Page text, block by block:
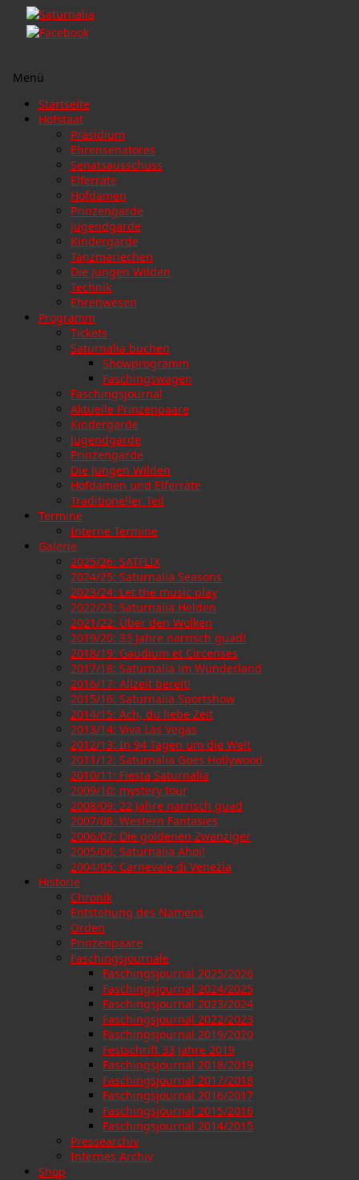
Menü
Zum
Inhalt
Startseite
Hofstaat
Präsidium
Ehrensenatores
Senatsausschuss
Elferräte
Hofdamen
Prinzengarde
Jugendgarde
Kindergarde
Tanzmariechen
Die Jungen Wilden
Technik
Ehrenwesen
Programm
Tickets
Saturnalia buchen
Showprogramm
Faschingswagen
Faschingsjournal
Aktuelle Prinzenpaare
Kindergarde
Jugendgarde
Prinzengarde
Die Jungen Wilden
Hofdamen und Elferräte
Traditioneller Teil
Termine
Interne Termine
Galerie
2025/26: SATFLIX
2024/25: Saturnalia Seasons
2023/24: Let the music play
2022/23: Saturnalia Helden
2021/22: Über den Wolken
2019/20: 33 Jahre narrisch guad!
2018/19: Gaudium et Circenses
2017/18: Saturnalia im Wunderland
2016/17: Allzeit bereit!
2015/16: Saturnalia Sportshow
2014/15: Ach, du liebe Zeit
2013/14: Viva Las Vegas
2012/13: In 94 Tagen um die Welt
2011/12: Saturnalia Goes Hollywood
2010/11: Fiesta Saturnalia
2009/10: mystery tour
2008/09: 22 Jahre narrisch guad
2007/08: Western Fantasies
2006/07: Die goldenen Zwanziger
2005/06: Saturnalia Ahoi!
2004/05: Carnevale di Venezia
Historie
Chronik
Entstehung des Namens
Orden
Prinzenpaare
Faschingsjournale
Faschingsjournal 2025/2026
Faschingsjournal 2024/2025
Faschingsjournal 2023/2024
Faschingsjournal 2022/2023
Faschingsjournal 2019/2020
Festschrift 33 Jahre 2019
Faschingsjournal 2018/2019
Faschingsjournal 2017/2018
Faschingsjournal 2016/2017
Faschingsjournal 2015/2016
Faschingsjournal 2014/2015
Pressearchiv
Internes Archiv
Shop